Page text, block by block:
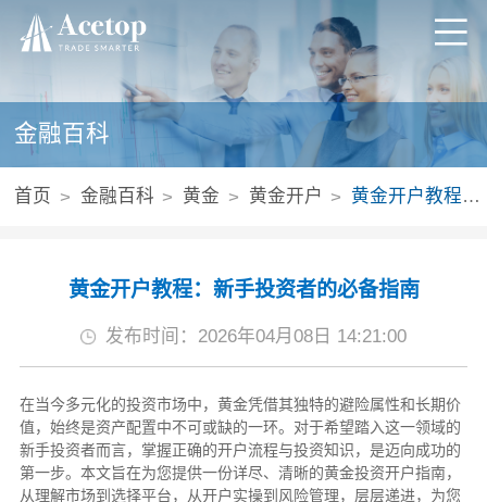
金融百科
首页 金融百科 黄金 黄金开户 黄金开户教程：新手投资者的必备指南
黄金开户教程：新手投资者的必备指南
发布时间：2026年04月08日 14:21:00
在当今多元化的投资市场中，黄金凭借其独特的避险属性和长期价
值，始终是资产配置中不可或缺的一环。对于希望踏入这一领域的
新手投资者而言，掌握正确的开户流程与投资知识，是迈向成功的
第一步。本文旨在为您提供一份详尽、清晰的黄金投资开户指南，
从理解市场到选择平台，从开户实操到风险管理，层层递进，为您